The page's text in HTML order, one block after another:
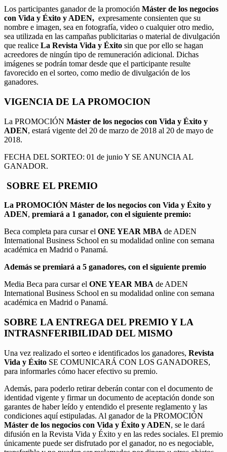
Los participantes ganador de la promoción Máster de los negocios
con Vida y Éxito y ADEN, expresamente consienten que su
nombre e imagen, sea en fotografía, video o cualquier otro medio,
sea utilizada en las campañas publicitarias o material de divulgación
que realice La Revista Vida y Éxito sin que por ello se hagan
acreedores de ningún tipo de remuneración adicional. Dichas
imágenes se podrán tomar desde que el participante resulte
favorecido en el sorteo, como medio de divulgación de los
ganadores.
VIGENCIA DE LA PROMOCION
La PROMOCIÓN Máster de los negocios con Vida y Éxito y
ADEN, estará vigente del 20 de marzo de 2018 al 20 de mayo de
2018.
FECHA DEL SORTEO: 01 de junio Y SE ANUNCIA AL
GANADOR.
SOBRE EL PREMIO
La PROMOCIÓN Máster de los negocios con Vida y Éxito y
ADEN, premiará a 1 ganador, con el siguiente premio:
Beca completa para cursar el ONE YEAR MBA de ADEN
International Business School en su modalidad online con semana
académica en Madrid o Panamá.
Además se premiará a 5 ganadores, con el siguiente premio
Media Beca para cursar el ONE YEAR MBA de ADEN
International Business School en su modalidad online con semana
académica en Madrid o Panamá.
SOBRE LA ENTREGA DEL PREMIO Y LA
INTRASNFERIBILIDAD DEL MISMO
Una vez realizado el sorteo e identificados los ganadores, Revista
Vida y Éxito SE COMUNICARÁ CON LOS GANADORES,
para informarles cómo hacer efectivo su premio.
Además, para poderlo retirar deberán contar con el documento de
identidad vigente y firmar un documento de aceptación donde son
garantes de haber leído y entendido el presente reglamento y las
condiciones aquí estipuladas. Al ganador de la PROMOCIÓN
Máster de los negocios con Vida y Éxito y ADEN, se le dará
difusión en la Revista Vida y Éxito y en las redes sociales. El premio
únicamente puede ser disfrutado por el ganador, no es negociable,